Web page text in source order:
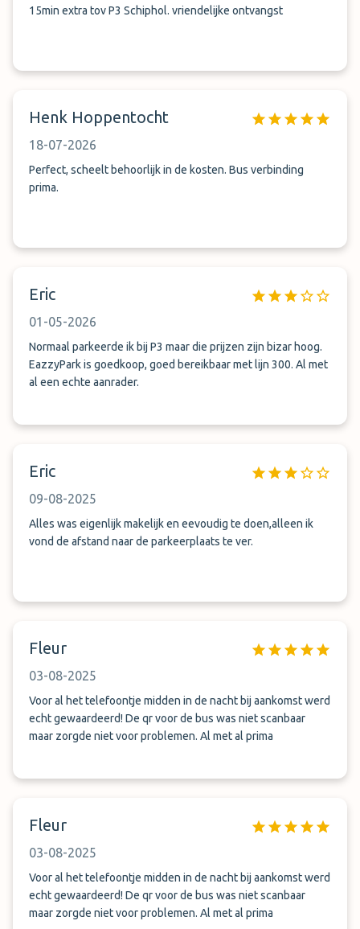
15min extra tov P3 Schiphol. vriendelijke ontvangst
Henk Hoppentocht
18-07-2026
Perfect, scheelt behoorlijk in de kosten. Bus verbinding
prima.
Eric
01-05-2026
Normaal parkeerde ik bij P3 maar die prijzen zijn bizar hoog.
EazzyPark is goedkoop, goed bereikbaar met lijn 300. Al met
al een echte aanrader.
Eric
09-08-2025
Alles was eigenlijk makelijk en eevoudig te doen,alleen ik
vond de afstand naar de parkeerplaats te ver.
Fleur
03-08-2025
Voor al het telefoontje midden in de nacht bij aankomst werd
echt gewaardeerd! De qr voor de bus was niet scanbaar
maar zorgde niet voor problemen. Al met al prima
Fleur
03-08-2025
Voor al het telefoontje midden in de nacht bij aankomst werd
echt gewaardeerd! De qr voor de bus was niet scanbaar
maar zorgde niet voor problemen. Al met al prima